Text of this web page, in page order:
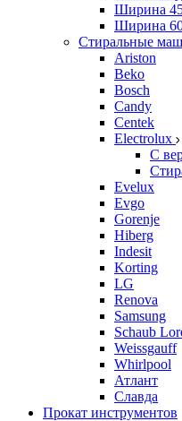
Ширина
Ширина
Стиральные
Ariston
Beko
Bosch
Candy
Centek
Electrolux
С
Evelux
Evgo
Gorenje
Hiberg
Indesit
Korting
LG
Renova
Samsung
Schaub
Weissgauff
Whirlpool
Атлант
Славда
Прокат инструментов